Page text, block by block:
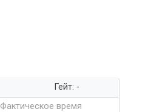
Гейт: -
Фактическое время